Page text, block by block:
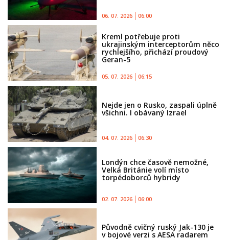
06. 07. 2026 06:00
Kreml potřebuje proti
ukrajinským interceptorům něco
rychlejšího, přichází proudový
Geran-5
05. 07. 2026 06:15
Nejde jen o Rusko, zaspali úplně
všichni. I obávaný Izrael
04. 07. 2026 06:30
Londýn chce časově nemožné,
Velká Británie volí místo
torpédoborců hybridy
02. 07. 2026 06:00
Původně cvičný ruský Jak-130 je
v bojové verzi s AESA radarem